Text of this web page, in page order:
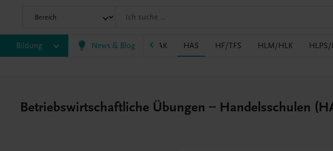
Bildung News & Blog
BRP BS EWF/ZWF FW HAK HAS HF/TFS HLM/HLK HLPS/
Betriebswirtschaftliche Übungen – Handelsschulen